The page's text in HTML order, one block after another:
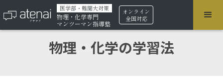
医学部・難関大対策
物理・化学専門
マンツーマン指導塾
オンライン
全国対応
物理・化学の学習法